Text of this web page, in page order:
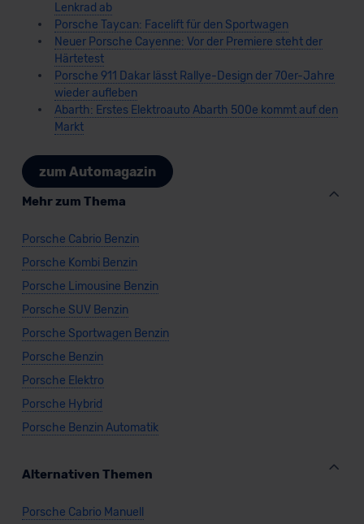
Lenkrad ab
Porsche Taycan: Facelift für den Sportwagen
Neuer Porsche Cayenne: Vor der Premiere steht der
Härtetest
Porsche 911 Dakar lässt Rallye-Design der 70er-Jahre
wieder aufleben
Abarth: Erstes Elektroauto Abarth 500e kommt auf den
Markt
zum Automagazin
Mehr zum Thema
Porsche Cabrio Benzin
Porsche Kombi Benzin
Porsche Limousine Benzin
Porsche SUV Benzin
Porsche Sportwagen Benzin
Porsche Benzin
Porsche Elektro
Porsche Hybrid
Porsche Benzin Automatik
Alternativen Themen
Porsche Cabrio Manuell